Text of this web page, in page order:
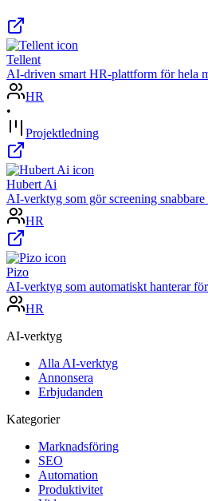
Tellent
AI-driven smart HR-plattform för hela
HR
•
Projektledning
Hubert Ai
AI-verktyg som gör screening
HR
Pizo
AI-verktyg som automatiskt hanterar
HR
AI-verktyg
Alla AI-verktyg
Annonsera
Erbjudanden
Kategorier
Marknadsföring
SEO
Automation
Produktivitet